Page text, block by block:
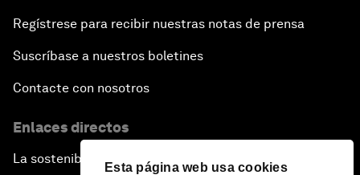
Esta página web usa cookies
Regístrese para recibir nuestras notas de prensa
Suscríbase a nuestros boletines
Contacte con nosotros
Enlaces directos
La sostenibilidad en el Foro